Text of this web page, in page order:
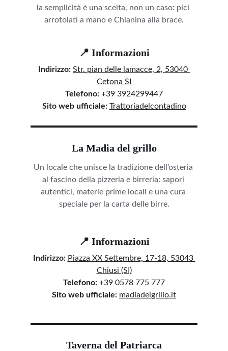
la semplicità è una scelta, non un caso: pici
arrotolati a mano e Chianina alla brace.
📍 Informazioni
Indirizzo: Str. pian delle lamacce, 2, 53040
Cetona SI
Telefono: +39 3924299447
Sito web ufficiale: Trattoriadelcontadino
📍 Informazioni
Indirizzo: Piazza XX Settembre, 17-18, 53043
Chiusi (SI)
Telefono: +39 0578 775 777
Sito web ufficiale: madiadelgrillo.it
Un locale che unisce la tradizione dell’osteria
al fascino della pizzeria e birreria: sapori
autentici, materie prime locali e una cura
speciale per la carta delle birre.
La Madia del grillo
Taverna del Patriarca